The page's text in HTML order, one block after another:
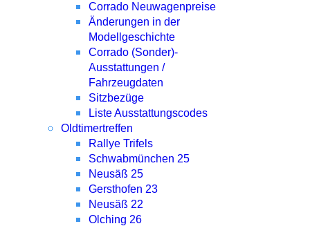
Corrado Neuwagenpreise
Änderungen in der
Modellgeschichte
Corrado (Sonder)-
Ausstattungen /
Fahrzeugdaten
Sitzbezüge
Liste Ausstattungscodes
Oldtimertreffen
Rallye Trifels
Schwabmünchen 25
Neusäß 25
Gersthofen 23
Neusäß 22
Olching 26